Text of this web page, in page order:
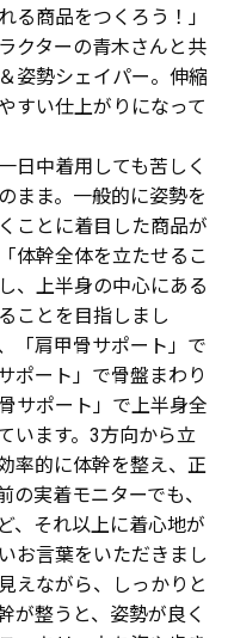
たです。締めつけ
いられます。気に
り、外出する時に
ても締めつけ感を感
たです。今まで着
とても気持ち良く
商品をつくろう！」
クターの青木さんと共
姿勢シェイパー。伸縮
すい仕上がりになって
日中着用しても苦しく
まま。一般的に姿勢を
ことに着目した商品が
体幹全体を立たせるこ
、上半身の中心にある
ことを目指しまし
「肩甲骨サポート」で
ポート」で骨盤まわり
サポート」で上半身全
います。3方向から立
率的に体幹を整え、正
実着モニターでも、
、それ以上に着心地が
お言葉をいただきまし
えながら、しっかりと
が整うと、姿勢が良く